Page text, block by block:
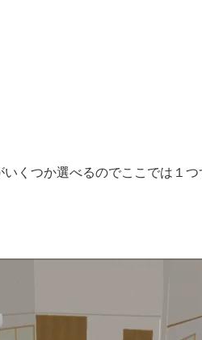
くつか選べるのでここでは１つ